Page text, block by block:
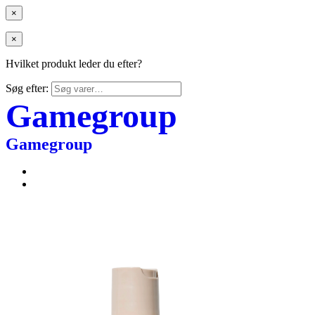
×
×
Hvilket produkt leder du efter?
Søg efter:
Gamegroup
Gamegroup